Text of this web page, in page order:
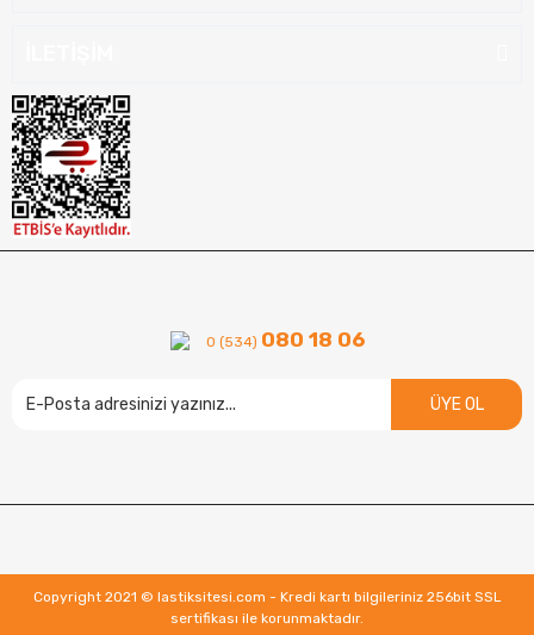
0 (534) 080 18 06
ÜYE OL
Copyright 2021 © lastiksitesi.com - Kredi kartı bilgileriniz 256bit SSL
sertifikası ile korunmaktadır.